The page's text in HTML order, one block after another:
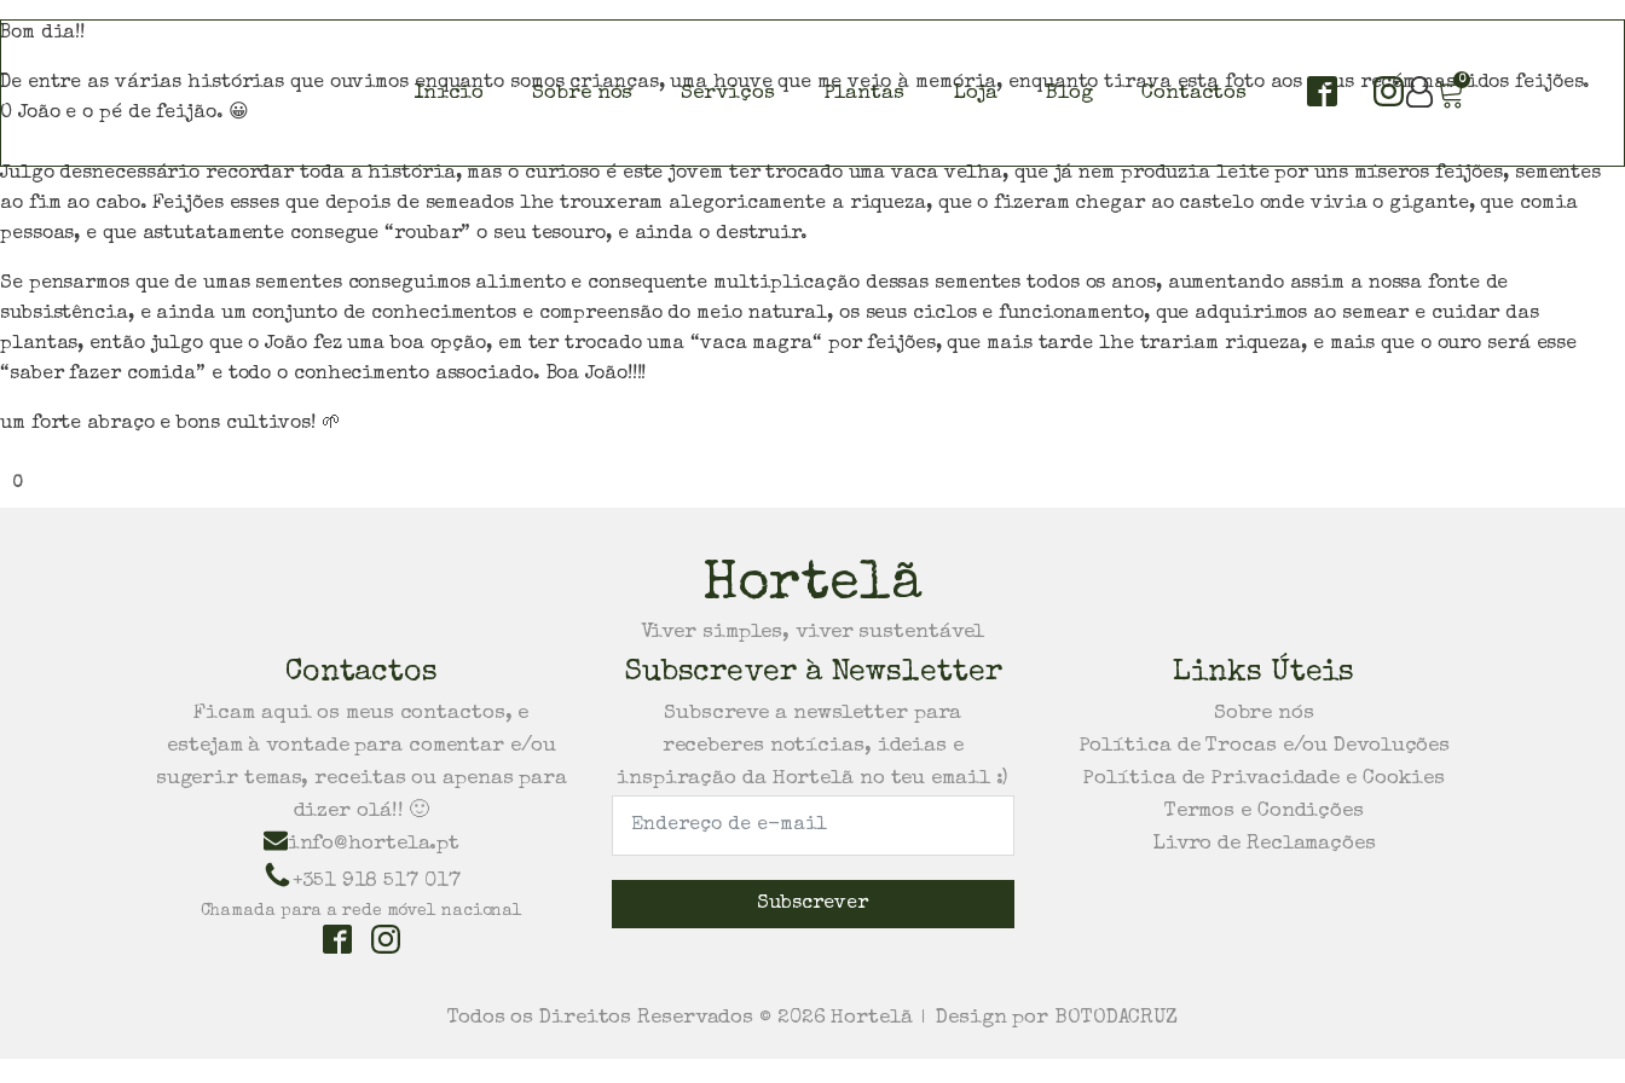
Início Sobre nós Serviços Plantas Loja Blog Contactos
0
Bom dia!!
De entre as várias histórias que ouvimos enquanto somos crianças, uma houve que me veio à memória, enquanto tirava esta foto aos meus recém nascidos feijões.
O João e o pé de feijão. 😀
Julgo desnecessário recordar toda a história, mas o curioso é este jovem ter trocado uma vaca velha, que já nem produzia leite por uns míseros feijões, sementes
ao fim ao cabo. Feijões esses que depois de semeados lhe trouxeram alegoricamente a riqueza, que o fizeram chegar ao castelo onde vivia o gigante, que comia
pessoas, e que astutatamente consegue “roubar” o seu tesouro, e ainda o destruir.
Se pensarmos que de umas sementes conseguimos alimento e consequente multiplicação dessas sementes todos os anos, aumentando assim a nossa fonte de
subsistência, e ainda um conjunto de conhecimentos e compreensão do meio natural, os seus ciclos e funcionamento, que adquirimos ao semear e cuidar das
plantas, então julgo que o João fez uma boa opção, em ter trocado uma “vaca magra“ por feijões, que mais tarde lhe trariam riqueza, e mais que o ouro será esse
“saber fazer comida” e todo o conhecimento associado. Boa João!!!!
um forte abraço e bons cultivos! 🌱
0
Hortelã
Viver simples, viver sustentável
Contactos
Ficam aqui os meus contactos, e
estejam à vontade para comentar e/ou
sugerir temas, receitas ou apenas para
dizer olá!! 🙂
info@hortela.pt
+351 918 517 017
Chamada para a rede móvel nacional
Subscrever à Newsletter
Subscreve a newsletter para
receberes notícias, ideias e
inspiração da Hortelã no teu email :)
Subscrever
Links Úteis
Sobre nós
Política de Trocas e/ou Devoluções
Política de Privacidade e Cookies
Termos e Condições
Livro de Reclamações
Todos os Direitos Reservados © 2026 Hortelã|Design por BOTODACRUZ